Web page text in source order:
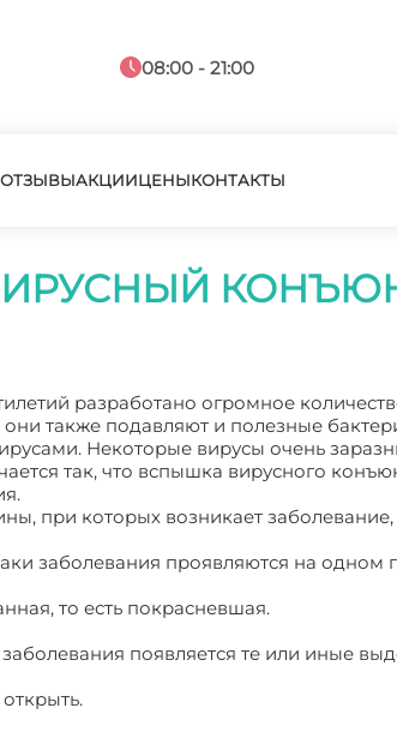
08:00 - 21:00
ОТЗЫВЫАКЦИИЦЕНЫКОНТАКТЫ
разработано огромное
также подавляют и полезные
Некоторые вирусы очень
так, что вспышка вирусного
при которых возникает
заболевания проявляются на одном
то есть покрасневшая.
появляется те или иные